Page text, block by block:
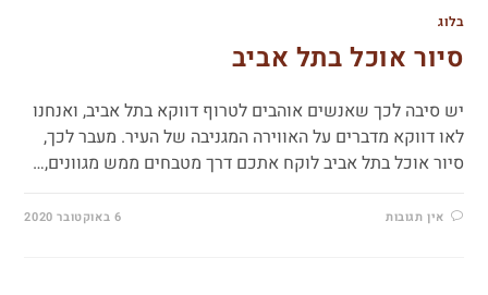
בלוג
סיור אוכל בתל אביב
יש סיבה לכך שאנשים אוהבים לטרוף דווקא בתל אביב, ואנחנו
לאו דווקא מדברים על האווירה המגניבה של העיר. מעבר לכך,
סיור אוכל בתל אביב לוקח אתכם דרך מטבחים ממש מגוונים,…
אין תגובות 6 באוקטובר 2020